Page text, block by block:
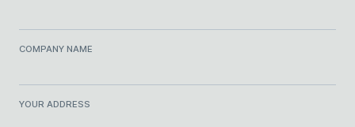
COMPANY NAME
YOUR ADDRESS